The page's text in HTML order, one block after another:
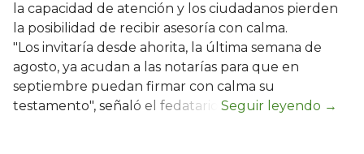
la capacidad de atención y los ciudadanos pierden
la posibilidad de recibir asesoría con calma.
"Los invitaría desde ahorita, la última semana de
agosto, ya acudan a las notarías para que en
septiembre puedan firmar con calma su
testamento", señaló el fedatario.